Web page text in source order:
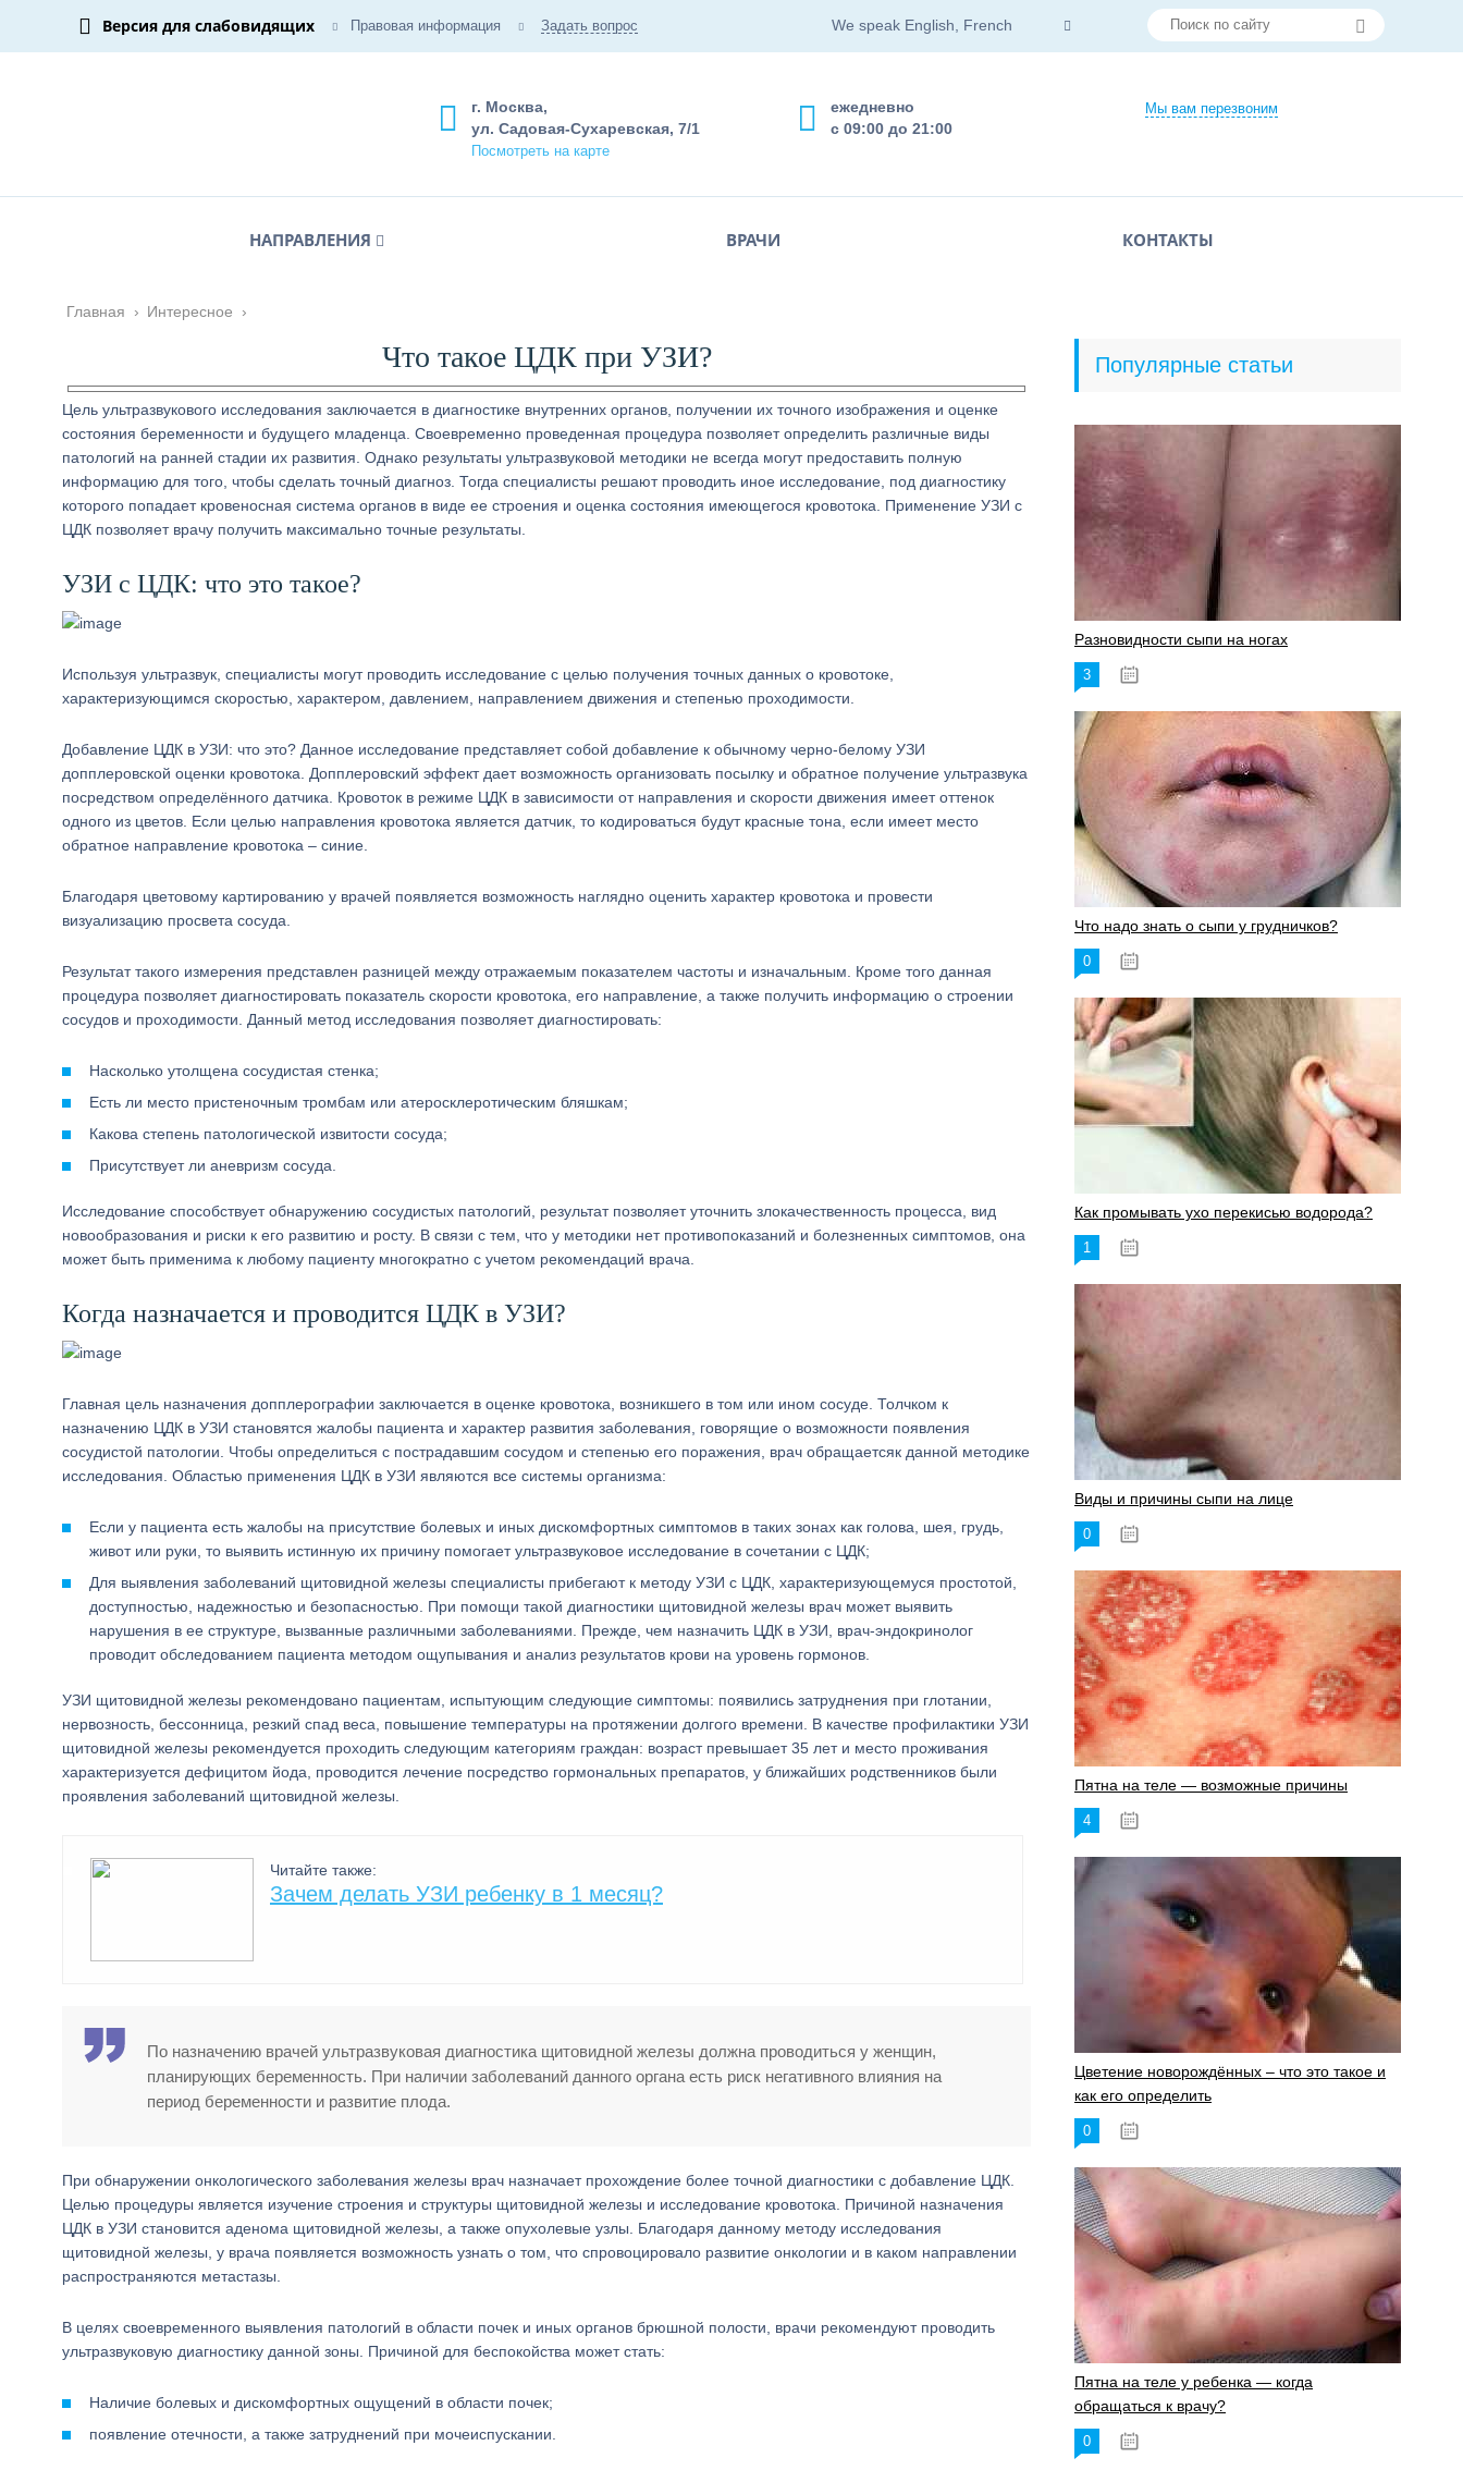
Версия для слабовидящих Правовая информация Задать вопрос We speak English, French
Мы вам перезвоним
ежедневно
с 09:00 до 21:00
г. Москва,
ул. Садовая-Сухаревская, 7/1
Посмотреть на карте
НАПРАВЛЕНИЯ ВРАЧИ КОНТАКТЫ
Главная › Интересное ›
Что такое ЦДК при УЗИ?
Цель ультразвукового исследования заключается в диагностике внутренних органов, получении их точного изображения и оценке
состояния беременности и будущего младенца. Своевременно проведенная процедура позволяет определить различные виды
патологий на ранней стадии их развития. Однако результаты ультразвуковой методики не всегда могут предоставить полную
информацию для того, чтобы сделать точный диагноз. Тогда специалисты решают проводить иное исследование, под диагностику
которого попадает кровеносная система органов в виде ее строения и оценка состояния имеющегося кровотока. Применение УЗИ с
ЦДК позволяет врачу получить максимально точные результаты.
УЗИ с ЦДК: что это такое?
Используя ультразвук, специалисты могут проводить исследование с целью получения точных данных о кровотоке,
характеризующимся скоростью, характером, давлением, направлением движения и степенью проходимости.
Добавление ЦДК в УЗИ: что это? Данное исследование представляет собой добавление к обычному черно-белому УЗИ
допплеровской оценки кровотока. Допплеровский эффект дает возможность организовать посылку и обратное получение ультразвука
посредством определённого датчика. Кровоток в режиме ЦДК в зависимости от направления и скорости движения имеет оттенок
одного из цветов. Если целью направления кровотока является датчик, то кодироваться будут красные тона, если имеет место
обратное направление кровотока – синие.
Благодаря цветовому картированию у врачей появляется возможность наглядно оценить характер кровотока и провести
визуализацию просвета сосуда.
Результат такого измерения представлен разницей между отражаемым показателем частоты и изначальным. Кроме того данная
процедура позволяет диагностировать показатель скорости кровотока, его направление, а также получить информацию о строении
сосудов и проходимости. Данный метод исследования позволяет диагностировать:
Насколько утолщена сосудистая стенка;
Есть ли место пристеночным тромбам или атеросклеротическим бляшкам;
Какова степень патологической извитости сосуда;
Присутствует ли аневризм сосуда.
Исследование способствует обнаружению сосудистых патологий, результат позволяет уточнить злокачественность процесса, вид
новообразования и риски к его развитию и росту. В связи с тем, что у методики нет противопоказаний и болезненных симптомов, она
может быть применима к любому пациенту многократно с учетом рекомендаций врача.
Когда назначается и проводится ЦДК в УЗИ?
Главная цель назначения допплерографии заключается в оценке кровотока, возникшего в том или ином сосуде. Толчком к
назначению ЦДК в УЗИ становятся жалобы пациента и характер развития заболевания, говорящие о возможности появления
сосудистой патологии. Чтобы определиться с пострадавшим сосудом и степенью его поражения, врач обращаетсяк данной методике
исследования. Областью применения ЦДК в УЗИ являются все системы организма:
Если у пациента есть жалобы на присутствие болевых и иных дискомфортных симптомов в таких зонах как голова, шея, грудь,
живот или руки, то выявить истинную их причину помогает ультразвуковое исследование в сочетании с ЦДК;
Для выявления заболеваний щитовидной железы специалисты прибегают к методу УЗИ с ЦДК, характеризующемуся простотой,
доступностью, надежностью и безопасностью. При помощи такой диагностики щитовидной железы врач может выявить
нарушения в ее структуре, вызванные различными заболеваниями. Прежде, чем назначить ЦДК в УЗИ, врач-эндокринолог
проводит обследованием пациента методом ощупывания и анализ результатов крови на уровень гормонов.
УЗИ щитовидной железы рекомендовано пациентам, испытующим следующие симптомы: появились затруднения при глотании,
нервозность, бессонница, резкий спад веса, повышение температуры на протяжении долгого времени. В качестве профилактики УЗИ
щитовидной железы рекомендуется проходить следующим категориям граждан: возраст превышает 35 лет и место проживания
характеризуется дефицитом йода, проводится лечение посредство гормональных препаратов, у ближайших родственников были
проявления заболеваний щитовидной железы.
Читайте также:
Зачем делать УЗИ ребенку в 1 месяц?
По назначению врачей ультразвуковая диагностика щитовидной железы должна проводиться у женщин,
планирующих беременность. При наличии заболеваний данного органа есть риск негативного влияния на
период беременности и развитие плода.
При обнаружении онкологического заболевания железы врач назначает прохождение более точной диагностики с добавление ЦДК.
Целью процедуры является изучение строения и структуры щитовидной железы и исследование кровотока. Причиной назначения
ЦДК в УЗИ становится аденома щитовидной железы, а также опухолевые узлы. Благодаря данному методу исследования
щитовидной железы, у врача появляется возможность узнать о том, что спровоцировало развитие онкологии и в каком направлении
распространяются метастазы.
В целях своевременного выявления патологий в области почек и иных органов брюшной полости, врачи рекомендуют проводить
ультразвуковую диагностику данной зоны. Причиной для беспокойства может стать:
Наличие болевых и дискомфортных ощущений в области почек;
появление отечности, а также затруднений при мочеиспускании.
Популярные статьи
Разновидности сыпи на ногах
3
Что надо знать о сыпи у грудничков?
0
Как промывать ухо перекисью водорода?
1
Виды и причины сыпи на лице
0
Пятна на теле — возможные причины
4
Цветение новорождённых – что это такое и
как его определить
0
Пятна на теле у ребенка — когда
обращаться к врачу?
0